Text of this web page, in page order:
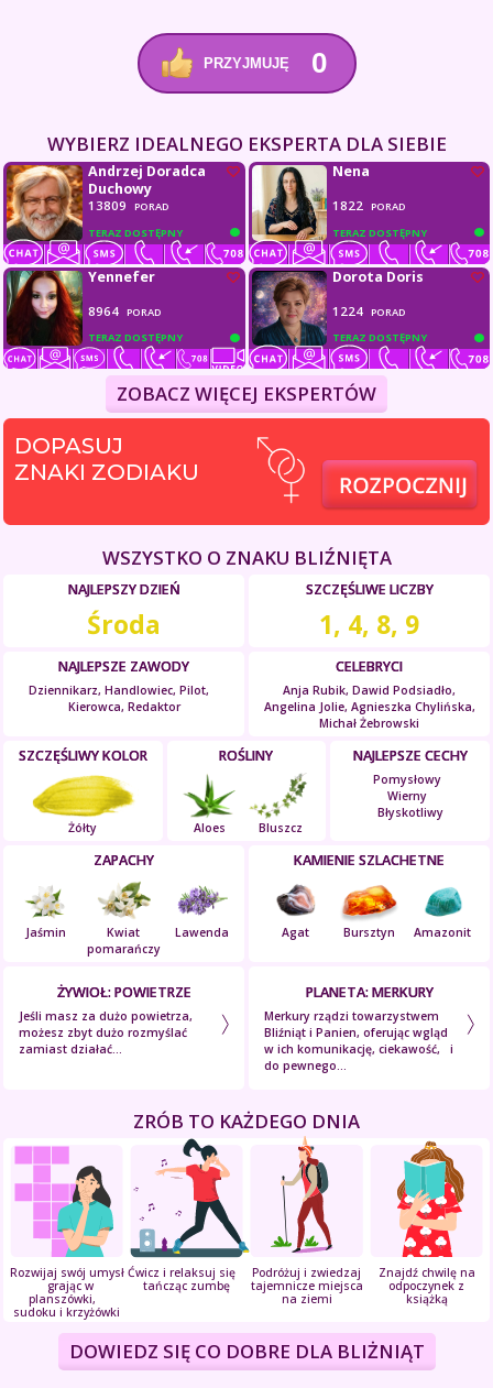
PRZYJMUJĘ 0
WYBIERZ IDEALNEGO EKSPERTA DLA SIEBIE
TERAZ DOSTĘPNY
Andrzej Doradca
Duchowy
13809
PORAD
TERAZ DOSTĘPNY
Nena
1822 PORAD
TERAZ DOSTĘPNY
Yennefer
8964 PORAD
TERAZ DOSTĘPNY
Dorota Doris
1224 PORAD
ZOBACZ WIĘCEJ EKSPERTÓW
DOPASUJ
ZNAKI ZODIAKU
WSZYSTKO O ZNAKU BLIŹNIĘTA
NAJLEPSZY DZIEŃ
Środa
SZCZĘŚLIWE LICZBY
1, 4, 8, 9
NAJLEPSZE ZAWODY
Dziennikarz, Handlowiec, Pilot,
Kierowca, Redaktor
CELEBRYCI
Anja Rubik, Dawid Podsiadło,
Angelina Jolie, Agnieszka Chylińska,
Michał Żebrowski
ŻYWIOŁ: POWIETRZE
Jeśli masz za dużo powietrza,
możesz zbyt dużo rozmyślać
zamiast działać...
PLANETA: MERKURY
Merkury rządzi towarzystwem
Bliźniąt i Panien, oferując wgląd
w ich komunikację, ciekawość, i
do pewnego...
NAJLEPSZE CECHY
Pomysłowy
Wierny
Błyskotliwy
SZCZĘŚLIWY KOLOR
Żółty
ROŚLINY
Aloes Bluszcz
ZAPACHY
Jaśmin
Kwiat
pomarańczy
Lawenda
KAMIENIE SZLACHETNE
Agat Bursztyn Amazonit
ZRÓB TO KAŻDEGO DNIA
Rozwijaj swój umysł
grając w
planszówki,
sudoku i krzyżówki
Ćwicz i relaksuj się
tańcząc zumbę
Podróżuj i zwiedzaj
tajemnicze miejsca
na ziemi
Znajdź chwilę na
odpoczynek z
książką
DOWIEDZ SIĘ CO DOBRE DLA BLIŻNIĄT